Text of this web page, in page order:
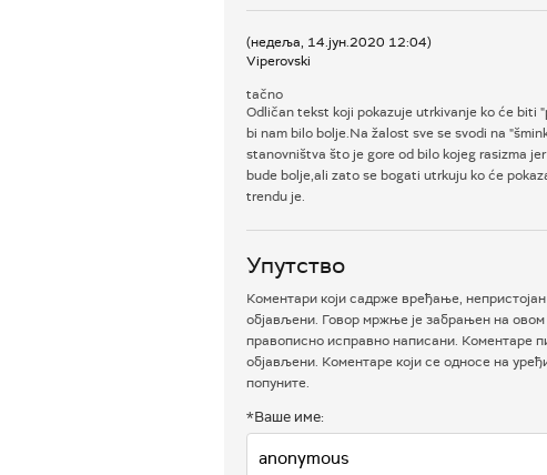
(недеља, 14.јун.2020 12:04)
Viperovski
tačno
Odličan tekst koji pokazuje utrkivanje ko će biti
bi nam bilo bolje.Na žalost sve se svodi na
stanovništva što je gore od bilo kojeg rasizma
bude bolje,ali zato se bogati utrkuju ko će
trendu je.
Упутство
Коментари који садрже вређање,
објављени. Говор мржње је забрањен на
правописно исправно написани. Коментаре
објављени. Коментаре који се односе на
попуните.
*Ваше име: